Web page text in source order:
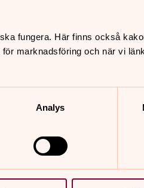
fungera. Här finns också
marknadsföring och när vi
Analys